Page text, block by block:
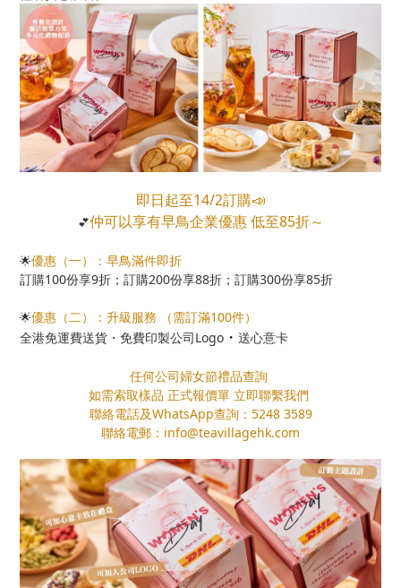
即日起至14/2訂購📣
💕仲可以享有早鳥企業優惠 低至85折～
🌟優惠（一）：早鳥滿件即折
訂購100份享9折；訂購200份享88折；訂購300份享85折
🌟優惠（二）：升級服務 （需訂滿100件）
全港免運費送貨・免費印製公司Logo ・ 送心意卡
任何公司婦女節禮品查詢
如需索取樣品 正式報價單 立即聯繫我們
聯絡電話及WhatsApp查詢：5248 3589
聯絡電郵：info@teavillagehk.com